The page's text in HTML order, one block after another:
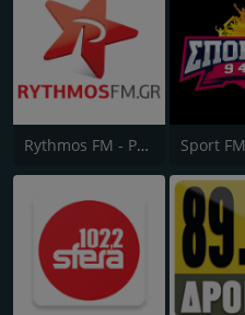
Rythmos FM - Ρυθμος 94.9 Sport FM